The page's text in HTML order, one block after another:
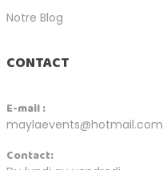
Notre Blog
CONTACT
E-mail :
maylaevents@hotmail.com
Contact: